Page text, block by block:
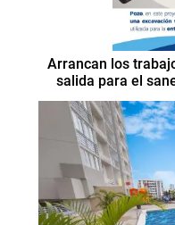
Arrancan los
salida para el